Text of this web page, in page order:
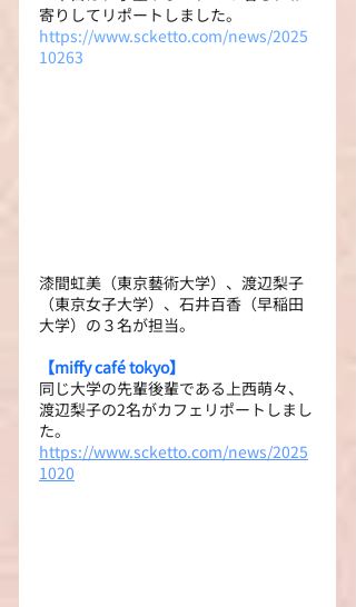
寄りしてリポートしました。
https://www.scketto.com/news/2025
10263
漆間虹美（東京藝術大学）、渡辺梨子
（東京女子大学）、石井百香（早稲田
大学）の３名が担当。
【miffy café tokyo】
同じ大学の先輩後輩である上西萌々、
渡辺梨子の2名がカフェリポートしまし
た。
https://www.scketto.com/news/2025
1020